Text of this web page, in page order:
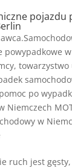
pojazdu
powypadkowe
, towarzystwo
po
Niemczech
w
ruch jest